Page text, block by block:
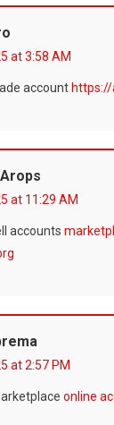
at 3:58 AM
account
at 11:29 AM
accounts
at 2:57 PM
online